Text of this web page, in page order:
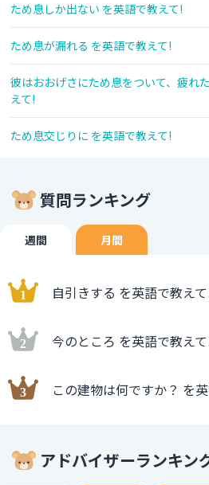
ため息しか出ない を英語で教えて!
ため息が漏れる を英語で教えて!
彼はおおげさにため息をついて、疲れ
えて!
ため息交じりに を英語で教えて!
質問ランキング
週間 月間
自引きする を英語で教え
今のところ を英語で教え
この建物は何ですか？ を
アドバイザーランキン